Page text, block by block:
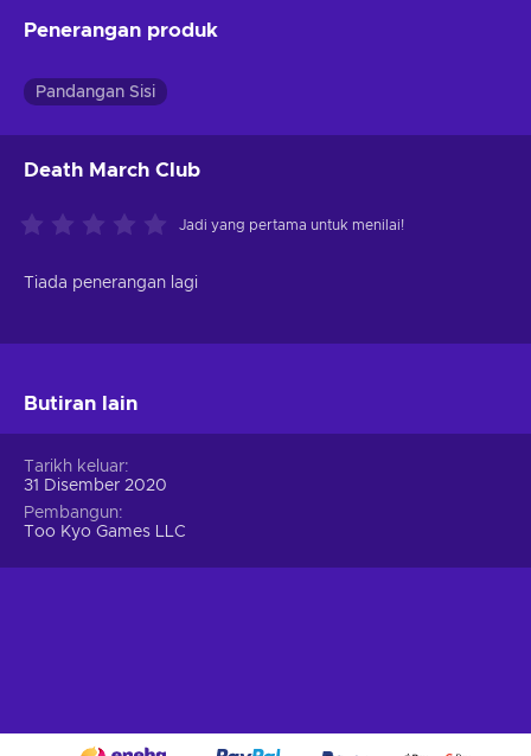
Penerangan produk
Pandangan Sisi
Death March Club
Jadi yang pertama untuk menilai!
Tiada penerangan lagi
Butiran lain
Tarikh keluar
31 Disember 2020
Pembangun
Too Kyo Games LLC